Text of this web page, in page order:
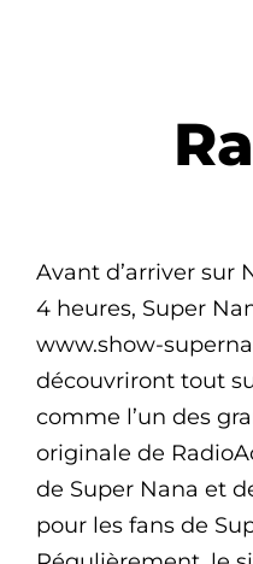
Avant d’arriver sur
4 heures, Super
www.show-
découvriront tout
comme l’un des
originale de
de Super Nana et
pour les fans de